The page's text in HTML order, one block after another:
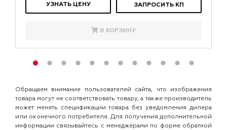
УЗНАТЬ ЦЕНУ ЗАПРОСИТЬ КП
В КОРЗИНУ
Обращаем внимание пользователей сайта, что изображения
товара могут не соответствовать товару, а также производитель
может менять спецификации товара без уведомления дилера
или оконечного потребителя. Для получения дополнительной
информации связывайтесь с менеджерами по форме обратной